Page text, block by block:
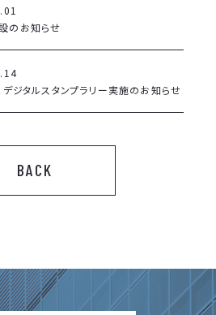
のお知らせ
ジタルスタンプラリー実施のお知らせ
ルしました。
BACK